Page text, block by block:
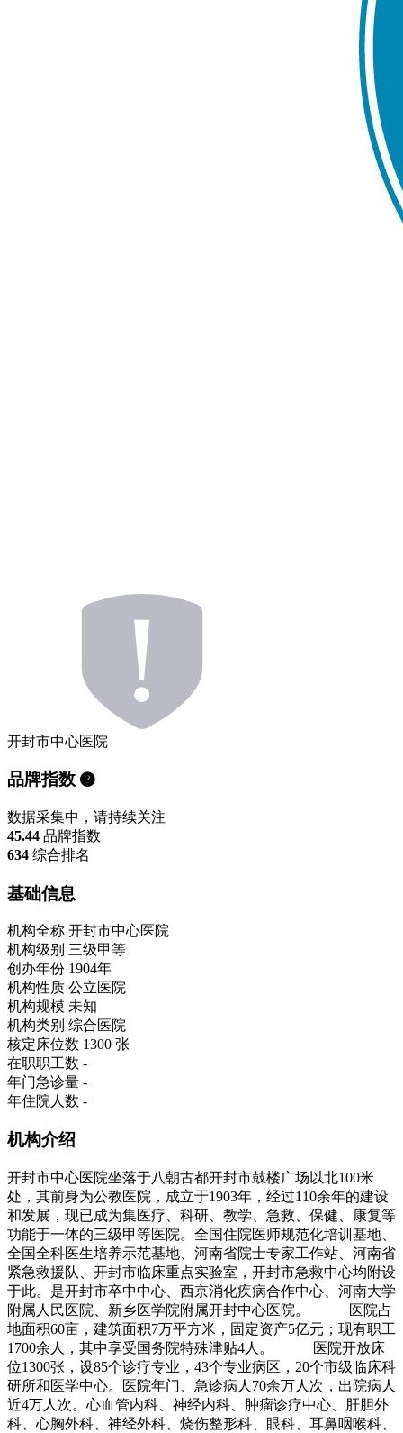
开封市中心医院
品牌指数
数据采集中，请持续关注
45.44 品牌指数
634 综合排名
基础信息
机构全称 开封市中心医院
机构级别 三级甲等
创办年份 1904年
机构性质 公立医院
机构规模 未知
机构类别 综合医院
核定床位数 1300 张
在职职工数 -
年门急诊量 -
年住院人数 -
机构介绍
开封市中心医院坐落于八朝古都开封市鼓楼广场以北100米
处，其前身为公教医院，成立于1903年，经过110余年的建设
和发展，现已成为集医疗、科研、教学、急救、保健、康复等
功能于一体的三级甲等医院。全国住院医师规范化培训基地、
全国全科医生培养示范基地、河南省院士专家工作站、河南省
紧急救援队、开封市临床重点实验室，开封市急救中心均附设
于此。是开封市卒中中心、西京消化疾病合作中心、河南大学
附属人民医院、新乡医学院附属开封中心医院。 医院占
地面积60亩，建筑面积7万平方米，固定资产5亿元；现有职工
1700余人，其中享受国务院特殊津贴4人。 医院开放床
位1300张，设85个诊疗专业，43个专业病区，20个市级临床科
研所和医学中心。医院年门、急诊病人70余万人次，出院病人
近4万人次。心血管内科、神经内科、肿瘤诊疗中心、肝胆外
科、心胸外科、神经外科、烧伤整形科、眼科、耳鼻咽喉科、